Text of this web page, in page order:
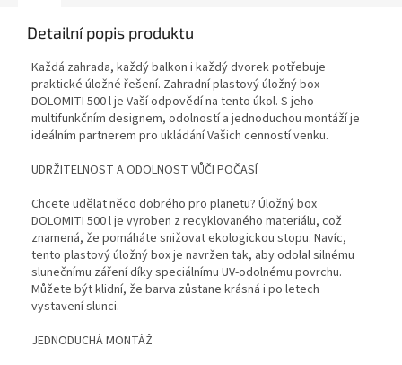
Detailní popis produktu
Každá zahrada, každý balkon i každý dvorek potřebuje
praktické úložné řešení. Zahradní plastový úložný box
DOLOMITI 500 l je Vaší odpovědí na tento úkol. S jeho
multifunkčním designem, odolností a jednoduchou montáží je
ideálním partnerem pro ukládání Vašich cenností venku.
UDRŽITELNOST A ODOLNOST VŮČI POČASÍ
Chcete udělat něco dobrého pro planetu? Úložný box
DOLOMITI 500 l je vyroben z recyklovaného materiálu, což
znamená, že pomáháte snižovat ekologickou stopu. Navíc,
tento plastový úložný box je navržen tak, aby odolal silnému
slunečnímu záření díky speciálnímu UV-odolnému povrchu.
Můžete být klidní, že barva zůstane krásná i po letech
vystavení slunci.
JEDNODUCHÁ MONTÁŽ